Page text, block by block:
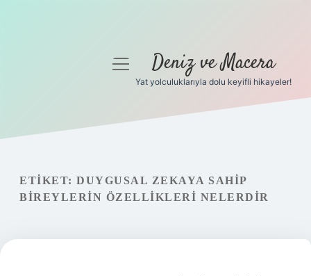
Gizlilik Politikası
Hakkımızda
menüyüDeniz ve Macera
Yat yolculuklarıyla dolu keyifli hikayeler!
ETIKET: DUYGUSAL ZEKAYA SAHIP
BIREYLERIN ÖZELLIKLERI NELERDIR